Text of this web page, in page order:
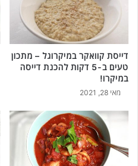
נ
ת
!
דייסת קוואקר במיקרוגל – מתכון
טעים ב-5 דקות להכנת דייסה
במיקרו!
מאי 28, 2021